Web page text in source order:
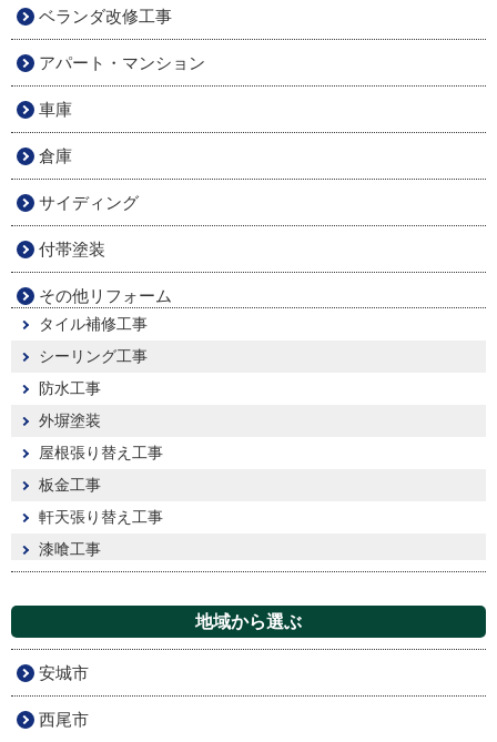
ベランダ改修工事
アパート・マンション
車庫
倉庫
サイディング
付帯塗装
その他リフォーム
タイル補修工事
シーリング工事
防水工事
外塀塗装
屋根張り替え工事
板金工事
軒天張り替え工事
漆喰工事
地域から選ぶ
安城市
西尾市